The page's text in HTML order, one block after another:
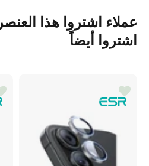
عملاء اشتروا هذا العنصر
اشتروا أيضاً